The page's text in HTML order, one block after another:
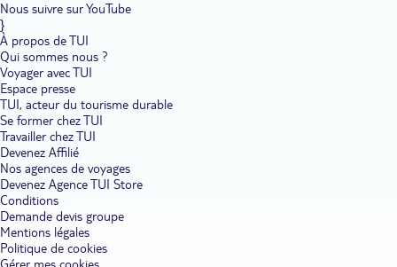
Nous suivre sur YouTube
}
À propos de TUI
Qui sommes nous ?
Voyager avec TUI
Espace presse
TUI, acteur du tourisme durable
Se former chez TUI
Travailler chez TUI
Devenez Affilié
Nos agences de voyages
Devenez Agence TUI Store
Conditions
Demande devis groupe
Mentions légales
Politique de cookies